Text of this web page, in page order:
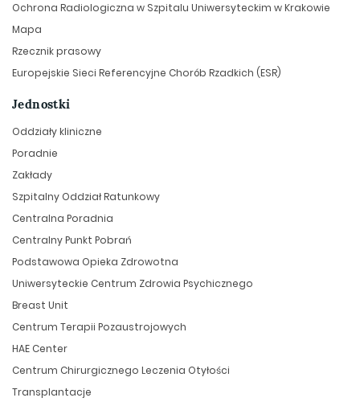
Ochrona Radiologiczna w Szpitalu Uniwersyteckim w Krakowie
Mapa
Rzecznik prasowy
Europejskie Sieci Referencyjne Chorób Rzadkich (ESR)
Jednostki
Oddziały kliniczne
Poradnie
Zakłady
Szpitalny Oddział Ratunkowy
Centralna Poradnia
Centralny Punkt Pobrań
Podstawowa Opieka Zdrowotna
Uniwersyteckie Centrum Zdrowia Psychicznego
Breast Unit
Centrum Terapii Pozaustrojowych
HAE Center
Centrum Chirurgicznego Leczenia Otyłości
Transplantacje